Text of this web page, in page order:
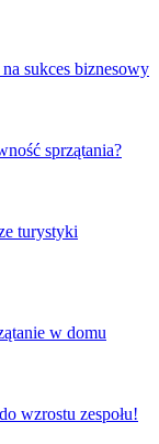
sukces biznesowy
sprzątania?
turystyki
w domu
wzrostu zespołu!